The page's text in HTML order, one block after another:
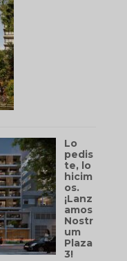
Lo
pedis
te, lo
hicim
os.
¡Lanz
amos
Nostr
um
Plaza
3!